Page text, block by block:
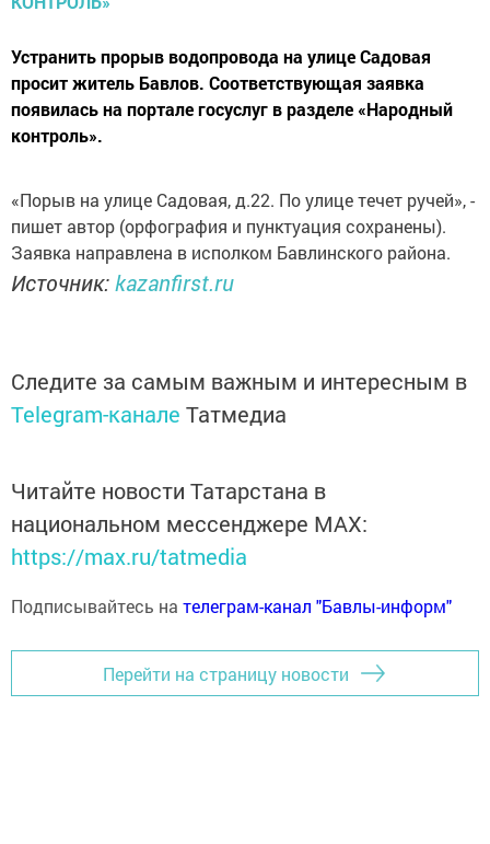
Устранить прорыв водопровода на улице Садовая
просит житель Бавлов. Соответствующая заявка
появилась на портале госуслуг в разделе «Народный
контроль».
«Порыв на улице Садовая, д.22. По улице течет ручей», -
пишет автор (орфография и пунктуация сохранены).
Заявка направлена в исполком Бавлинского района.
Источник:kazanfirst.ru
Следите за самым важным и интересным в
Telegram-канале Татмедиа
Читайте новости Татарстана в
национальном мессенджере MАХ:
https://max.ru/tatmedia
Подписывайтесь на телеграм-канал "Бавлы-информ"
Перейти на страницу новости